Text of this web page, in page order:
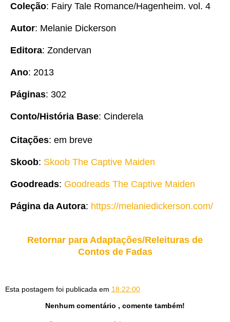
Coleção: Fairy Tale Romance/Hagenheim. vol. 4
Autor: Melanie Dickerson
Editora: Zondervan
Ano: 2013
Páginas: 302
Conto/História Base: Cinderela
Citações: em breve
Skoob: Skoob The Captive Maiden
Goodreads: Goodreads The Captive Maiden
Página da Autora: https://melaniedickerson.com/
Retornar para Adaptações/Releituras de
Contos de Fadas
Esta postagem foi publicada em 18:22:00
Nenhum comentário , comente também!